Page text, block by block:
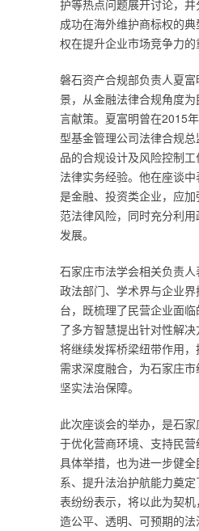
护等热点问题展开讨论，
成功在海外维护商标权的
权在提升企业市场竞争力的
磐石资产合规部负责人夏
景，从金融法律合规角度
言献策。夏富明曾在2015
型基金管理公司法律合规
品的合规设计及风险控制
法律实务经验。他在座谈
是金融、投资类企业，应
范法律风险，同时充分利
发展。
石家庄市法学会相关负责
政法部门、学术界与企业
台，既梳理了民营企业面
了多方智慧提出针对性解
将继续发挥桥梁纽带作用
需求深度融合，为石家庄
坚实法治保障。
此次座谈会的举办，是石
于优化营商环境、支持民
具体举措，也为进一步健
系、提升法治护航能力奠
表纷纷表示，将以此为契
造公平、透明、可预期的